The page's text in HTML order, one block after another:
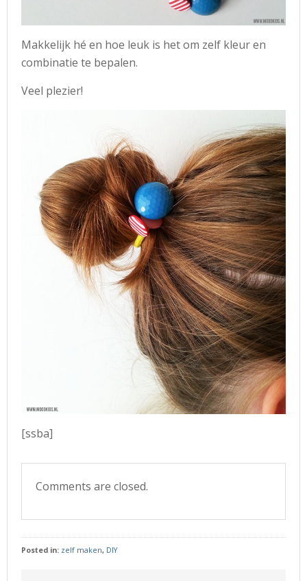
Makkelijk hé en hoe leuk is het om zelf kleur en
combinatie te bepalen.
Veel plezier!
[ssba]
Comments are closed.
Posted in: zelf maken, DIY